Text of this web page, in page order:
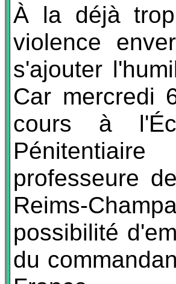
À la déjà
violence
s'ajouter
Car mercredi
cours à
professeure
Reims-
possibilité
du